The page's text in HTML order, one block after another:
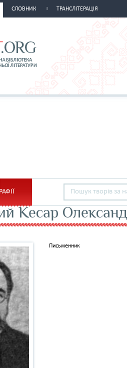
СЛОВНИК ТРАНСЛІТЕРАЦІЯ
Кесар
Письменник